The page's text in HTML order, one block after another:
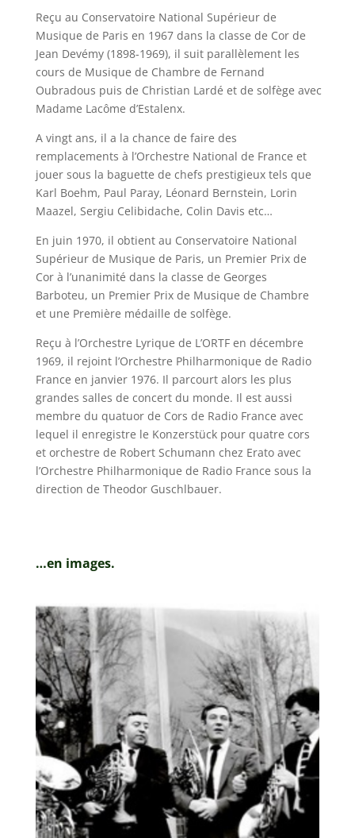
Reçu au Conservatoire National Supérieur de
Musique de Paris en 1967 dans la classe de Cor de
Jean Devémy (1898-1969), il suit parallèlement les
cours de Musique de Chambre de Fernand
Oubradous puis de Christian Lardé et de solfège avec
Madame Lacôme d’Estalenx.
A vingt ans, il a la chance de faire des
remplacements à l’Orchestre National de France et
jouer sous la baguette de chefs prestigieux tels que
Karl Boehm, Paul Paray, Léonard Bernstein, Lorin
Maazel, Sergiu Celibidache, Colin Davis etc…
En juin 1970, il obtient au Conservatoire National
Supérieur de Musique de Paris, un Premier Prix de
Cor à l’unanimité dans la classe de Georges
Barboteu, un Premier Prix de Musique de Chambre
et une Première médaille de solfège.
Reçu à l’Orchestre Lyrique de L’ORTF en décembre
1969, il rejoint l’Orchestre Philharmonique de Radio
France en janvier 1976. Il parcourt alors les plus
grandes salles de concert du monde. Il est aussi
membre du quatuor de Cors de Radio France avec
lequel il enregistre le Konzerstück pour quatre cors
et orchestre de Robert Schumann chez Erato avec
l’Orchestre Philharmonique de Radio France sous la
direction de Theodor Guschlbauer.
…en images.